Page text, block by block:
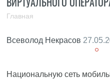
Главная
Всеволод Некрасов
Национальную сеть